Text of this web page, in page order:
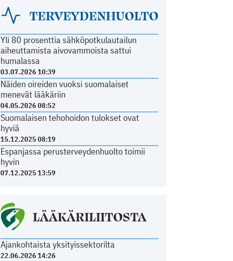
TERVEYDENHUOLTO
Yli 80 prosenttia sähköpotkulautailun
aiheuttamista aivovammoista sattui
humalassa
03.07.2026 10:39
Näiden oireiden vuoksi suomalaiset
menevät lääkäriin
04.05.2026 08:52
Suomalaisen tehohoidon tulokset ovat
hyviä
15.12.2025 08:19
Espanjassa perusterveydenhuolto toimii
hyvin
07.12.2025 13:59
LÄÄKÄRILIITOSTA
Ajankohtaista yksityissektorilta
22.06.2026 14:26